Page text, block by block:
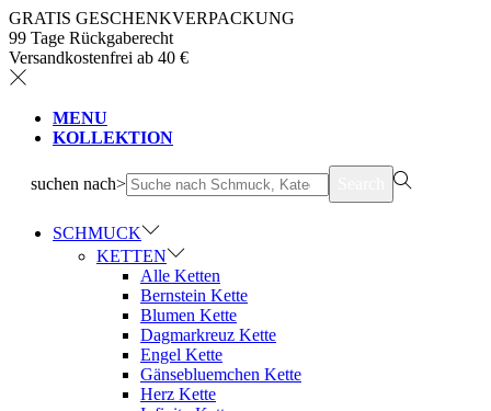
GRATIS GESCHENKVERPACKUNG
99 Tage Rückgaberecht
Versandkostenfrei ab 40 €
MENU
KOLLEKTION
suchen nach>
SCHMUCK
KETTEN
Alle Ketten
Bernstein Kette
Blumen Kette
Dagmarkreuz Kette
Engel Kette
Gänsebluemchen Kette
Herz Kette